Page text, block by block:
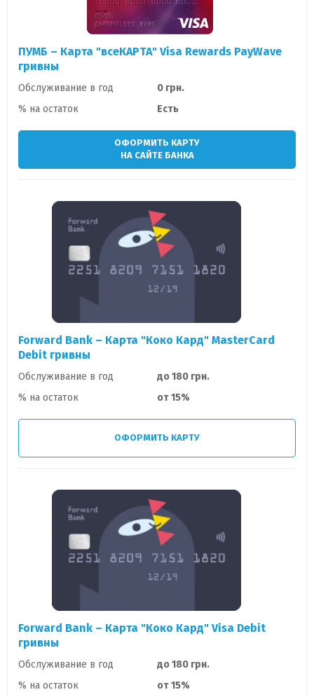
ПУМБ – Карта "всеКАРТА" Visa Rewards PayWave
гривны
Обслуживание в год
0 грн.
% на остаток
Есть
ОФОРМИТЬ КАРТУ
НА САЙТЕ БАНКА
Forward Bank – Карта "Коко Кард" MasterCard
Debit гривны
Обслуживание в год
до 180 грн.
% на остаток
от 15%
ОФОРМИТЬ КАРТУ
Forward Bank – Карта "Коко Кард" Visa Debit
гривны
Обслуживание в год
до 180 грн.
% на остаток
от 15%